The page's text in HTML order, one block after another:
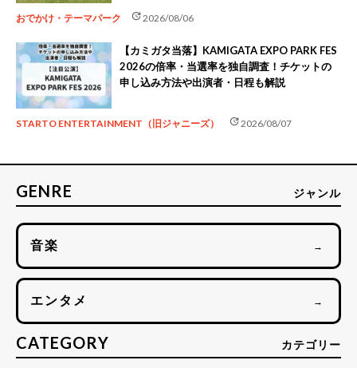
おでかけ・テーマパーク update2026/08/06
【カミガタ当落】KAMIGATA EXPO PARK FES
2026の倍率・当選率を独自調査！チケットの
申し込み方法や出演者・日程も解説
STARTO ENTERTAINMENT（旧ジャニーズ） update2026/08/07
GENRE ジャンル
音楽 →
エンタメ →
CATEGORY カテゴリー